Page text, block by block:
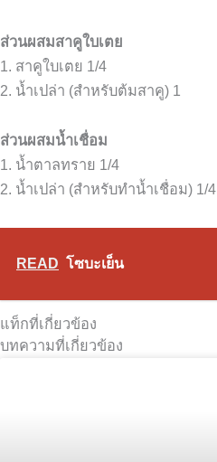
ส่วนผสมสาคูใบเตย
1. สาคูใบเตย 1/4
2. น้ำเปล่า (สำหรับต้มสาคู) 1
ส่วนผสมน้ำเชื่อม
1. น้ำตาลทราย 1/4
2. น้ำเปล่า (สำหรับทำน้ำเชื่อม) 1/4
READ โซบะเย็น
แท็กที่เกี่ยวข้อง
บทความที่เกี่ยวข้อง